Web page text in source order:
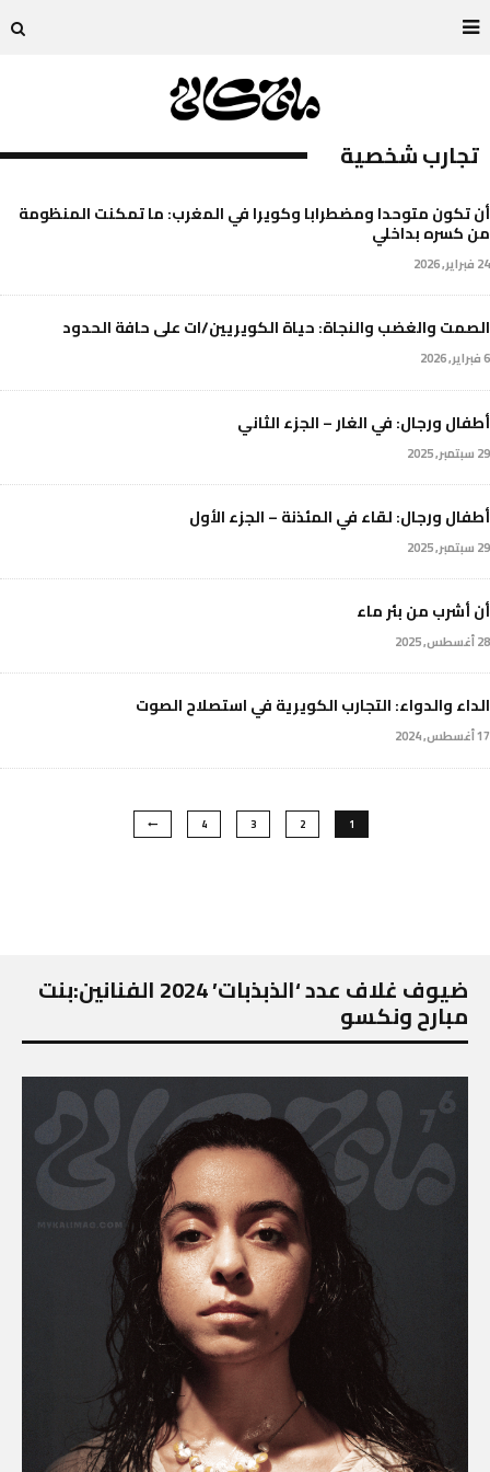
تجارب شخصية
أن تكون متوحدا ومضطرابا وكويرا في المغرب: ما تمكنت المنظومة
من كسره بداخلي
24 فبراير, 2026
الصمت والغضب والنجاة: حياة الكويريين/ات على حافة الحدود
6 فبراير, 2026
أطفال ورجال: في الغار – الجزء الثاني
29 سبتمبر, 2025
أطفال ورجال: لقاء في المئذنة – الجزء الأول
29 سبتمبر, 2025
أن أشرب من بئر ماء
28 أغسطس, 2025
الداء والدواء: التجارب الكويرية في استصلاح الصوت
17 أغسطس, 2024
1
2
3
4
ضيوف غلاف عدد ‘الذبذبات’ 2024 الفنانين:بنت
مبارح ونكسو